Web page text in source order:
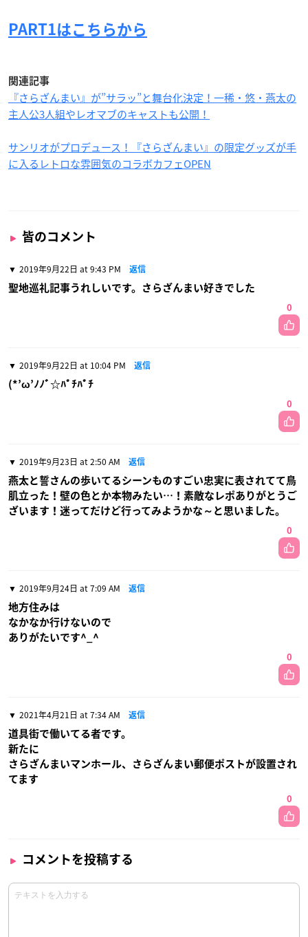
PART1はこちらから
関連記事
『さらざんまい』が”サラッ”と舞台化決定！一稀・悠・燕太の
主人公3人組やレオマブのキャストも公開！
サンリオがプロデュース！『さらざんまい』の限定グッズが手
に入るレトロな雰囲気のコラボカフェOPEN
皆のコメント
2019年9月22日 at 9:43 PM 返信
聖地巡礼記事うれしいです。さらざんまい好きでした
0
2019年9月22日 at 10:04 PM 返信
(*’ω’ﾉﾉﾞ☆ﾊﾟﾁﾊﾟﾁ
0
2019年9月23日 at 2:50 AM 返信
燕太と誓さんの歩いてるシーンものすごい忠実に表されてて鳥
肌立った！壁の色とか本物みたい…！素敵なレポありがとうご
ざいます！迷ってだけど行ってみようかな～と思いました。
0
2019年9月24日 at 7:09 AM 返信
地方住みは
なかなか行けないので
ありがたいです^_^
0
2021年4月21日 at 7:34 AM 返信
道具街で働いてる者です。
新たに
さらざんまいマンホール、さらざんまい郵便ポストが設置され
てます
0
コメントを投稿する